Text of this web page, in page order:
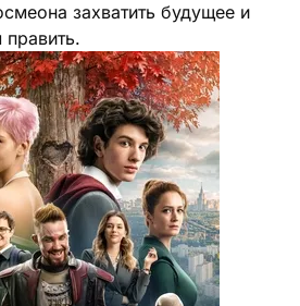
захватить будущее и